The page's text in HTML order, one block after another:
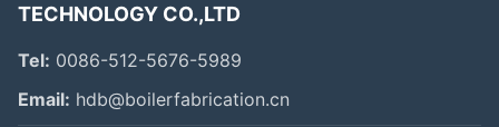
TECHNOLOGY CO.,LTD
Tel: 0086-512-5676-5989
Email: hdb@boilerfabrication.cn